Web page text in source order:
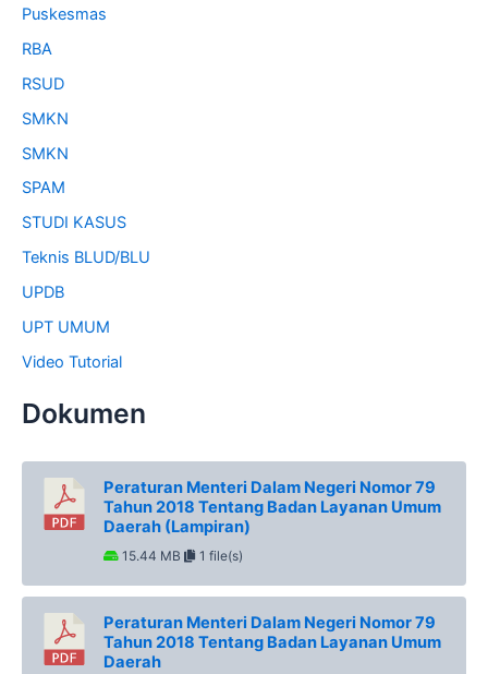
Puskesmas
RBA
RSUD
SMKN
SMKN
SPAM
STUDI KASUS
Teknis BLUD/BLU
UPDB
UPT UMUM
Video Tutorial
Dokumen
Peraturan Menteri Dalam Negeri Nomor 79
Tahun 2018 Tentang Badan Layanan Umum
Daerah (Lampiran)
15.44 MB 1 file(s)
Peraturan Menteri Dalam Negeri Nomor 79
Tahun 2018 Tentang Badan Layanan Umum
Daerah